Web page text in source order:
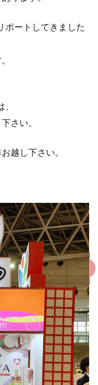
ートしてきました
さい。
越し下さい。